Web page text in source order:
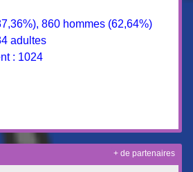
860 hommes (62,64%)
adultes
: 1024
+ de partenaires